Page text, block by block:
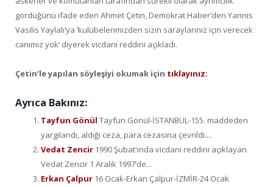
gördüğünü ifade eden Ahmet Çetin, Demokrat Haber’den Yannis
Vasilis Yaylalı’ya ‘kulübelerimizden sizin saraylarınız için verecek
canımız yok’ diyerek vicdani reddini açıkladı.
Çetin’le yapılan söyleşiyi okumak için tıklayınız:
Ayrıca Bakınız:
Tayfun Gönül Tayfun Gönül-İSTANBUL-155. maddeden
yargılandı, aldığı ceza, para cezasına çevrildi....
Vedat Zencir 1990 Şubat'ında vicdani reddini açıklayan
Vedat Zencir 1 Aralık 1997’de...
Erkan Çalpur 16 Ocak-Erkan Çalpur-İZMİR-24 Ocak